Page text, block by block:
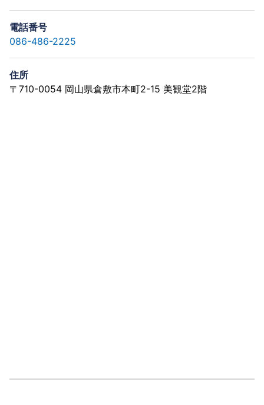
電話番号
086-486-2225
住所
〒710-0054 岡山県倉敷市本町2-15 美観堂2階